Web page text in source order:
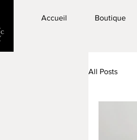
Accueil Boutique
All Posts